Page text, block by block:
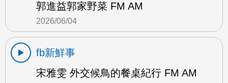
郭進益郭家野菜 FM AM
2026/06/04
fb新鮮事
宋雅雯 外交候鳥的餐桌紀行 FM AM